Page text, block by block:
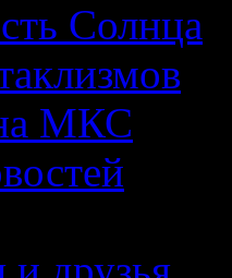
Солнца
МКС